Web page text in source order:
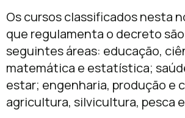
Os cursos classificados nesta
que regulamenta o decreto
seguintes áreas: educação,
matemática e estatística;
estar; engenharia, produção e
agricultura, silvicultura, pesca